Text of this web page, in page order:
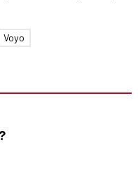
Voyo